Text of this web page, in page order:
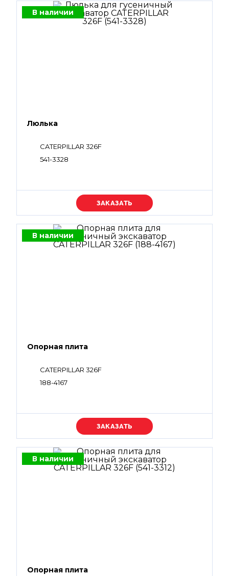
В наличии
Люлька
CATERPILLAR 326F
541-3328
Уточняйте цену
В наличии
Опорная плита
CATERPILLAR 326F
188-4167
Уточняйте цену
В наличии
Опорная плита